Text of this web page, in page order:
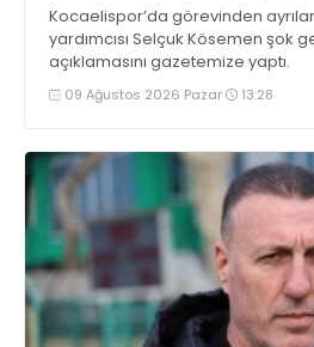
Kocaelispor’da görevinden
yardımcısı Selçuk Kösemen şok
açıklamasını gazetemize yaptı.
09 Ağustos 2026 Pazar 13:28